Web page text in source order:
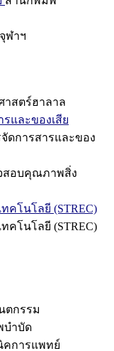
ฬาฯ
าสตร์ฮาลาล
และของเสีย
ดการสารและของ
สอบคุณภาพสิ่ง
คโนโลยี (STREC)
คโนโลยี (STREC)
ตกรรม
บำบัด
คการแพทย์